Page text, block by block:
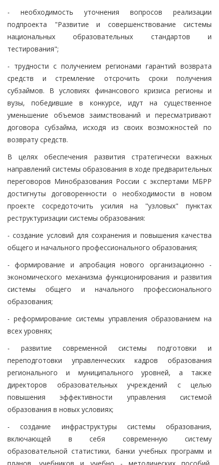
- необходимость уточнения вопросов реализации
подпроекта "Развитие и совершенствование системы
национальных образовательных стандартов и
тестирования";
- трудности с получением регионами гарантий возврата
средств и стремление отсрочить сроки получения
субзаймов. В условиях финансового кризиса регионы и
вузы, победившие в конкурсе, идут на существенное
уменьшение объемов заимствований и пересматривают
договора субзайма, исходя из своих возможностей по
возврату средств.
В целях обеспечения развития стратегически важных
направлений системы образования в ходе предварительных
переговоров Минобразования России с экспертами МБРР
достигнуты договоренности о необходимости в новом
проекте сосредоточить усилия на "узловых" пунктах
реструктуризации системы образования:
- создание условий для сохранения и повышения качества
общего и начального профессионального образования;
- формирование и апробация нового организационно -
экономического механизма функционирования и развития
системы общего и начального профессионального
образования;
- реформирование системы управления образованием на
всех уровнях;
- развитие современной системы подготовки и
переподготовки управленческих кадров образования
регионального и муниципального уровней, а также
директоров образовательных учреждений с целью
повышения эффективности управления системой
образования в новых условиях;
- создание инфраструктуры системы образования,
включающей в себя современную систему
образовательной статистики, банки учебных программ и